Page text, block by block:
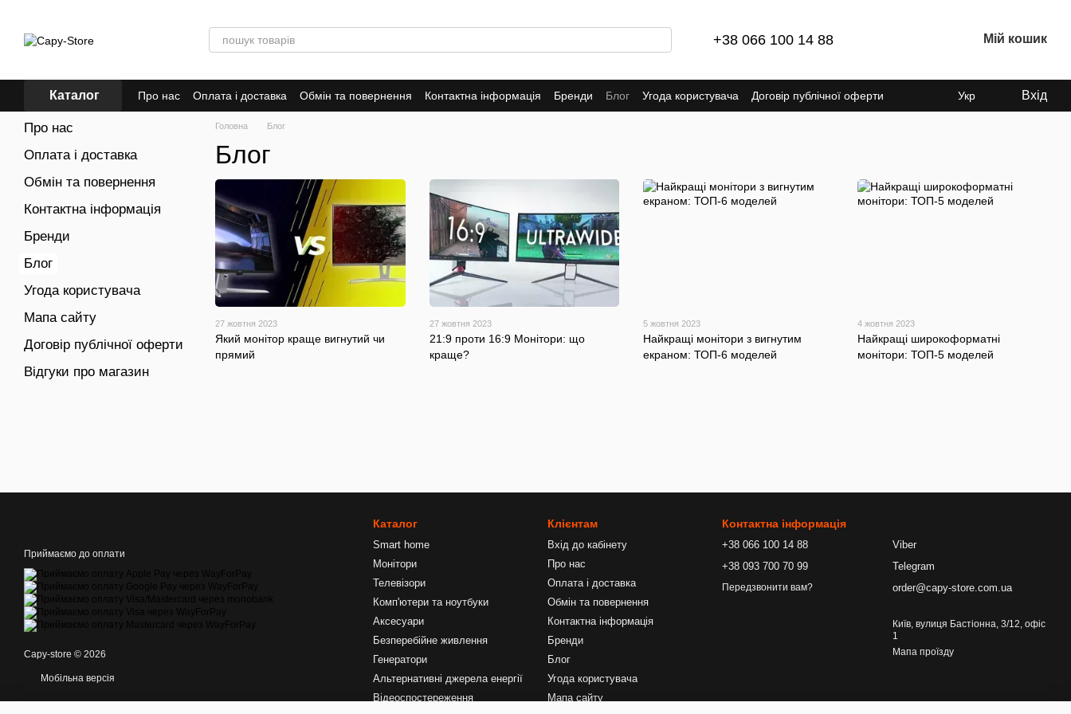
+38 066 100 14 88 Мій кошик
Каталог Про нас Оплата і доставка Обмін та повернення Контактна інформація Бренди Блог Угода користувача
Договір публічної оферти
Відгуки про магазин
Укр Вхід
Головна Блог
Блог
27 жовтня 2023
Який монітор краще вигнутий чи
прямий
27 жовтня 2023
21:9 проти 16:9 Монітори: що
краще?
5 жовтня 2023
Найкращі монітори з вигнутим
екраном: ТОП-6 моделей
4 жовтня 2023
Найкращі широкоформатні
монітори: ТОП-5 моделей
Про нас
Оплата і доставка
Обмін та повернення
Контактна інформація
Бренди
Блог
Угода користувача
Мапа сайту
Договір публічної оферти
Відгуки про магазин
Приймаємо до оплати
Capy-store © 2026
Мобільна версія
Каталог
Smart home
Монітори
Телевізори
Комп'ютери та ноутбуки
Аксесуари
Безперебійне живлення
Генератори
Альтернативні джерела енергії
Відеоспостереження
Клієнтам
Вхід до кабінету
Про нас
Оплата і доставка
Обмін та повернення
Контактна інформація
Бренди
Блог
Угода користувача
Мапа сайту
Контактна інформація
+38 066 100 14 88
+38 093 700 70 99
Передзвонити вам?
Viber
Telegram
order@capy-store.com.ua
Київ, вулиця Бастіонна, 3/12, офіс
1
Мапа проїзду